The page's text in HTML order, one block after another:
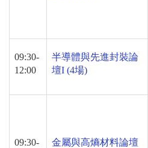
09:30-
12:00
半導體與先進封裝論
壇I (4場)
09:30-
金屬與高熵材料論壇